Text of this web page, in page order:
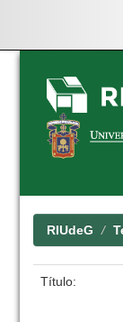
Skip
navigation
RIUdeG
Título: